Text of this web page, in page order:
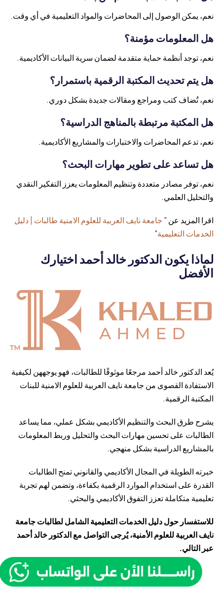
نعم، يمكن الوصول إلى المحاضرات والمواد التعليمية في أي وقت.
هل المعلومات مؤمنة؟
نعم، توجد أنظمة حماية متقدمة لضمان سرية البيانات الأكاديمية.
هل يتم تحديث المكتبة الرقمية باستمرار؟
نعم، تُضاف كتب ومراجع ومقالات جديدة بشكل دوري.
هل المكتبة مرتبطة بالمناهج الدراسية؟
نعم، تدعم المحاضرات والاختبارات والمشاريع الأكاديمية.
هل تساعد على تطوير مهارات البحث؟
نعم، توفر مصادر متعددة وتنظيم المعلومات يعزز التفكير النقدي
والتحليل العلمي.
اقرا المزيد عن ”جامعة نايف العربية للعلوم الامنية طالبات | دليل
الخدمات التعليمية”
لماذا يكون الدكتور خالد أحمد اختيارك
الأفضل
يُعد الدكتور خالد أحمد مرجعًا موثوقًا للطالبات، فهو يوجههن لكيفية
الاستفادة القصوى من جامعة نايف العربية للعلوم الامنية للبنات
المكتبة الرقمية.
يشرح طرق البحث والتنظيم الأكاديمي بشكل عملي، مما يساعد
الطالبات على تحسين مهارات البحث والتحليل وربط المعلومات
بالمشاريع الدراسية بشكل منهجي.
خبرته الطويلة في المجال الأكاديمي والقانوني تمنح الطالبات
القدرة على استخدام الموارد الرقمية بكفاءة، وتضمن لهم تجربة
تعليمية متكاملة تعزز التفوق الأكاديمي والبحثي.
للاستفسار حول دليل الخدمات التعليمية الشامل لطالبات جامعة
نايف العربية للعلوم الأمنية، يُرجى التواصل مع الدكتور خالد أحمد
عبر التالي.